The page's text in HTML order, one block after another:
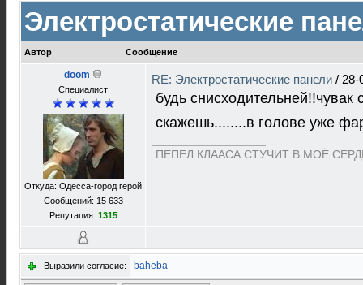
Электростатические
Автор Сообщение
doom
Специалист
Откуда: Одесса-город герой
Сообщений: 15 633
Репутация: 1315
RE: Электростатические панели / 28-
будь
скажешь........в голове уже
ПЕПЕЛ КЛААСА СТУЧИТ В МОЁ
Выразили согласие: baheba